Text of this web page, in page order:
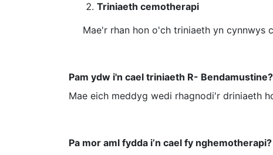
Triniaeth cemotherapi
Mae'r rhan hon o'ch triniaeth yn
Pam ydw i'n cael triniaeth R- Bendamustine?
Mae eich meddyg wedi rhagnodi'r driniaeth
Pa mor aml fydda i’n cael fy nghemotherapi?